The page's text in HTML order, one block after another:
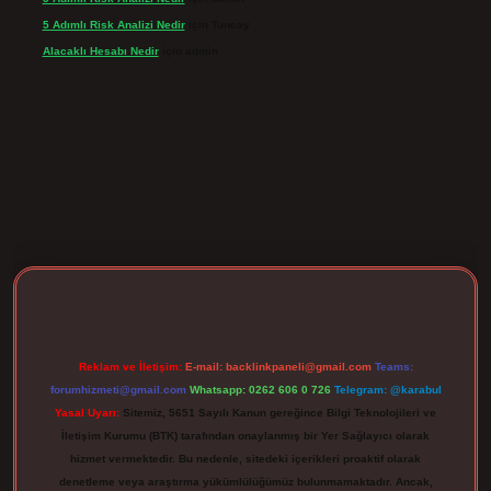
5 Adımlı Risk Analizi Nediriçin
Alacaklı Hesabı Nediriçin
Reklam ve İletişim: E-mail: backlinkpaneli@gmail.com Teams:
forumhizmeti@gmail.com Whatsapp: 0262 606 0 726 Telegram: @karabul
Yasal Uyarı: Sitemiz, 5651 Sayılı Kanun gereğince Bilgi Teknolojileri ve
İletişim Kurumu (BTK) tarafından onaylanmış bir Yer Sağlayıcı olarak
hizmet vermektedir. Bu nedenle, sitedeki içerikleri proaktif olarak
denetleme veya araştırma yükümlülüğümüz bulunmamaktadır. Ancak,